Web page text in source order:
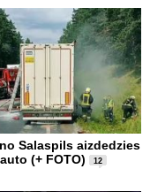
Salaspils aizdedzies
(+ FOTO)
12